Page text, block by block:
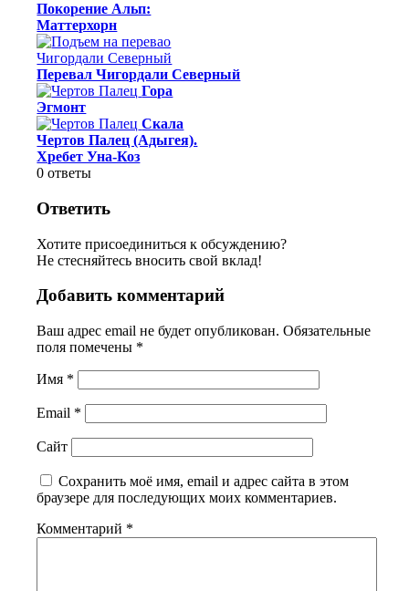
Покорение Альп:
Маттерхорн
Перевал Чигордали Северный
Гора
Эгмонт
Скала
Чертов Палец (Адыгея).
Хребет Уна-Коз
0 ответы
Ответить
Хотите присоединиться к обсуждению?
Не стесняйтесь вносить свой вклад!
Добавить комментарий
Ваш адрес email не будет опубликован. Обязательные
поля помечены *
Имя *
Email *
Сайт
Сохранить моё имя, email и адрес сайта в этом
браузере для последующих моих комментариев.
Комментарий *